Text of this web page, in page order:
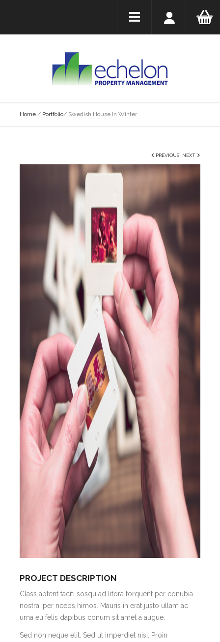
Home / Portfolio/ Swedish House In Winter
PREVIOUS NEXT
PROJECT DESCRIPTION
Class aptent taciti sosqu ad litora torquent per conubia
nostra, per nceos himos. Mauris in erat justo ullam ac
urna eu felis dapibus conum sit amet a augue.
Sed non neque elit. Sed ut imperdiet nisi. Proin